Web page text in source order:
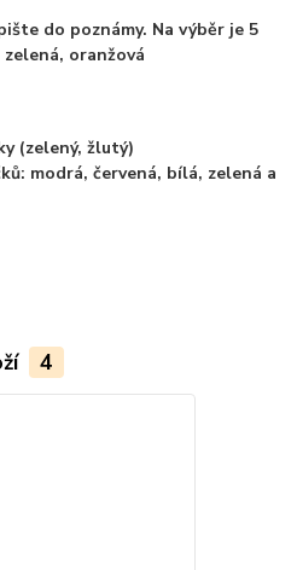
do poznámy. Na výběr je 5
oranžová
(zelený, žlutý)
modrá, červená, bílá, zelená a
4